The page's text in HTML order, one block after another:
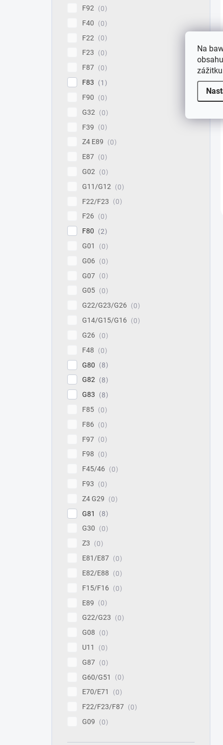
Na
F92
0
F40
0
F22
0
F23
0
F87
0
F83
1
F90
0
G32
0
F39
0
Z4 E89
0
E87
0
G02
0
G11/G12
0
F22/F23
0
F26
0
F80
2
G01
0
G06
0
G07
0
G05
0
G22/G23/G26
0
G14/G15/G16
0
G26
0
F48
0
G80
8
G82
8
G83
8
F85
0
F86
0
F97
0
F98
0
F45/46
0
F93
0
Z4 G29
0
G81
8
G30
0
Z3
0
E81/E87
0
E82/E88
0
F15/F16
0
E89
0
G22/G23
0
G08
0
U11
0
G87
0
G60/G51
0
E70/E71
0
F22/F23/F87
0
G09
0